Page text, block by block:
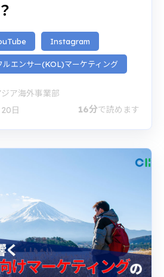
Instagram
ルエンサー(KOL)マーケティング
ア海外事業部
日
16分で読めます